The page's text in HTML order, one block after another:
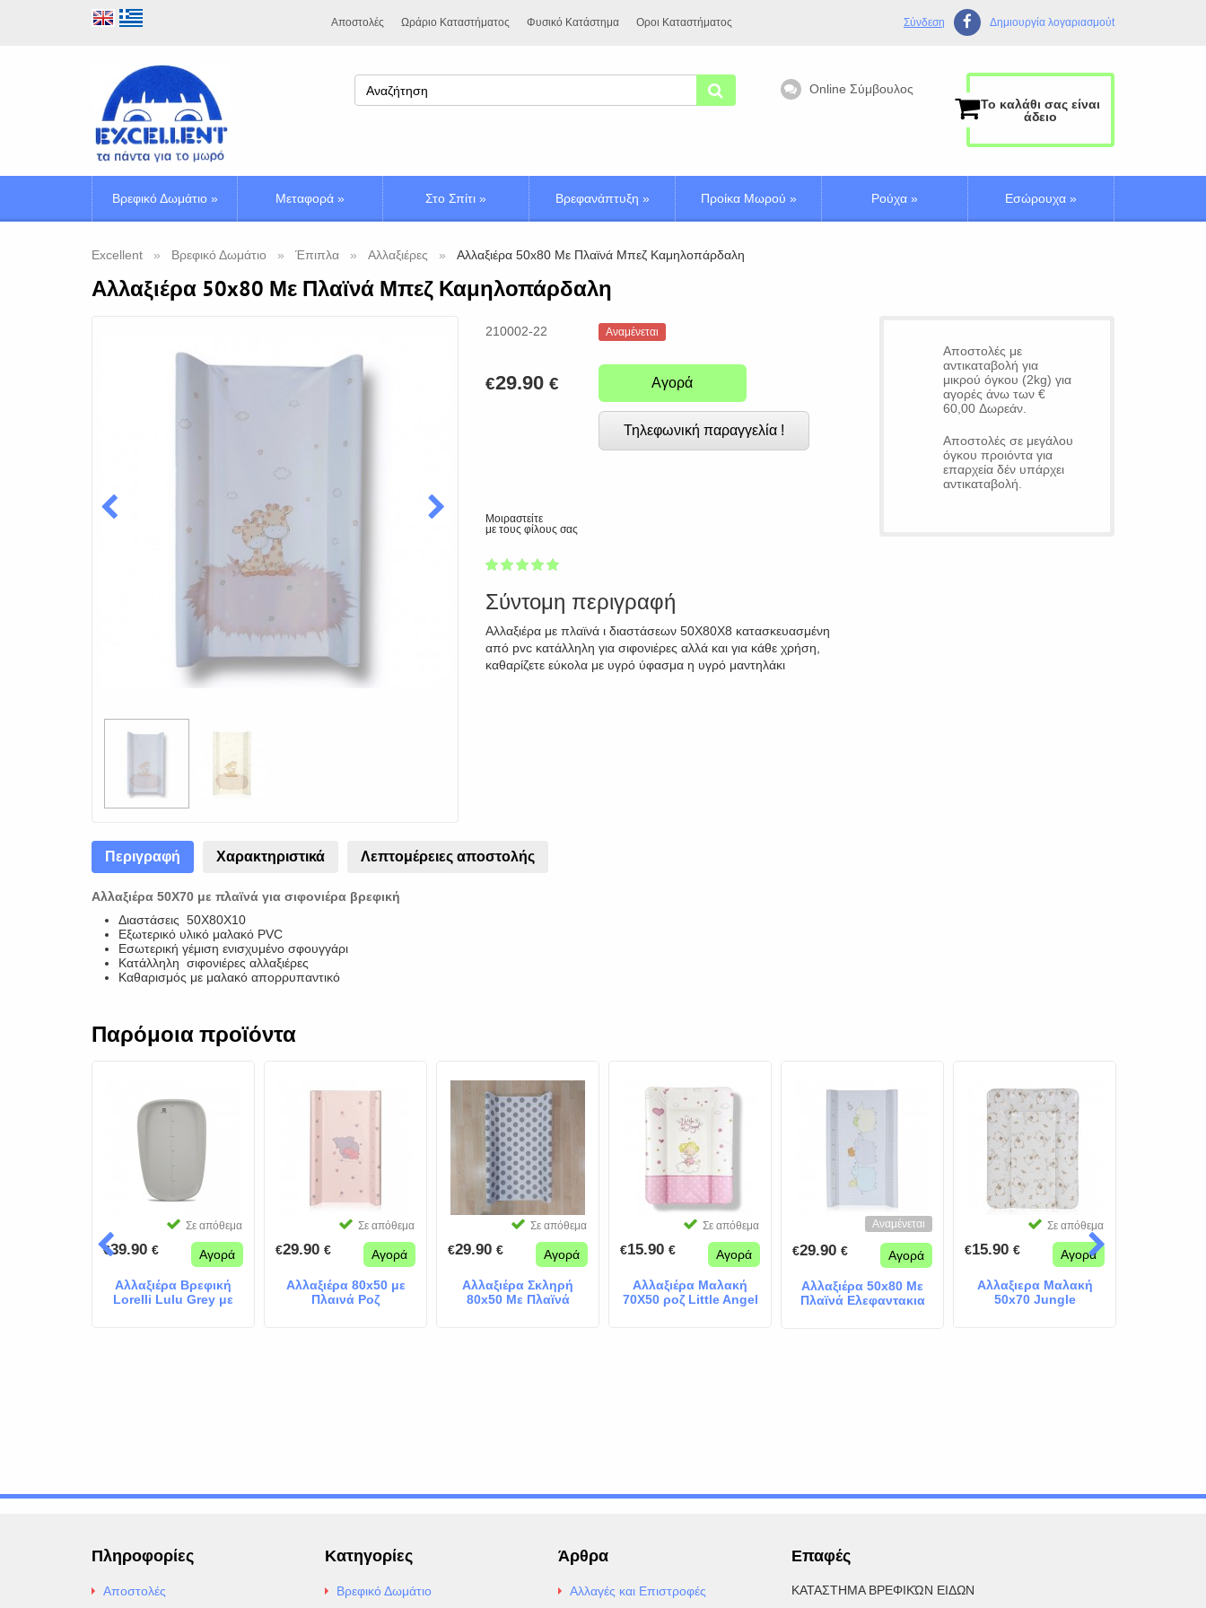
Σύνδεση Δημιουργία λογαριασμούt
Αποστολές Ωράριο Καταστήματος Φυσικό Κατάστημα Οροι Καταστήματος
Online Σύμβουλος
Το καλάθι σας είναι
άδειο
Βρεφικό Δωμάτιο» Μεταφορά » Στο Σπίτι » Βρεφανάπτυξη » Προίκα Μωρού » Ρούχα » Εσώρουχα »
Excellent Βρεφικό Δωμάτιο Έπιπλα Αλλαξιέρες Αλλαξιέρα 50x80 Με Πλαϊνά Μπεζ Καμηλοπάρδαλη
Αλλαξιέρα 50x80 Με Πλαϊνά Μπεζ Καμηλοπάρδαλη
210002-22 Αναμένεται
€29.90 € Αγορά
Τηλεφωνική παραγγελία !
Μοιραστείτε
με τους φίλους σας
1
2
3
4
5
Σύντομη περιγραφή
Αλλαξιέρα με πλαϊνά ι διαστάσεων 50Χ80Χ8 κατασκευασμένη
από pvc κατάλληλη για σιφονιέρες αλλά και για κάθε χρήση,
καθαρίζετε εύκολα με υγρό ύφασμα η υγρό μαντηλάκι
Αποστολές με
αντικαταβολή για
μικρού όγκου (2kg) για
αγορές άνω των €
60,00 Δωρεάν.
Αποστολές σε μεγάλου
όγκου προιόντα για
επαρχεία δέν υπάρχει
αντικαταβολή.
Περιγραφή Χαρακτηριστικά Λεπτομέρειες αποστολής
Αλλαξιέρα 50Χ70 με πλαϊνά για σιφονιέρα βρεφική
Διαστάσεις 50Χ80Χ10
Εξωτερικό υλικό μαλακό PVC
Εσωτερική γέμιση ενισχυμένο σφουγγάρι
Κατάλληλη σιφονιέρες αλλαξιέρες
Καθαρισμός με μαλακό απορρυπαντικό
Παρόμοια προϊόντα
Σε απόθεμα
€39.90 € Αγορά
Αλλαξιέρα Βρεφική
Lorelli Lulu Grey με
Σε απόθεμα
€29.90 € Αγορά
Αλλαξιέρα 80x50 με
Πλαινά Ροζ
Σε απόθεμα
€29.90 € Αγορά
Αλλαξιέρα Σκληρή
80x50 Με Πλαϊνά
Σε απόθεμα
€15.90 € Αγορά
Αλλαξιέρα Μαλακή
70Χ50 ροζ Little Angel
Αναμένεται
€29.90 € Αγορά
Αλλαξιέρα 50x80 Με
Πλαϊνά Ελεφαντακια
Σε απόθεμα
€15.90 € Αγορά
Αλλαξιερα Μαλακή
50x70 Jungle
Πληροφορίες
Αποστολές
Κατηγορίες
Βρεφικό Δωμάτιο
Άρθρα
Αλλαγές και Επιστροφές
Επαφές
ΚΑΤΑΣΤΗΜΑ ΒΡΕΦΙΚΏΝ ΕΙΔΩΝ